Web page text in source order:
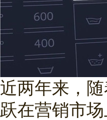
近两年来，
跃在营销市